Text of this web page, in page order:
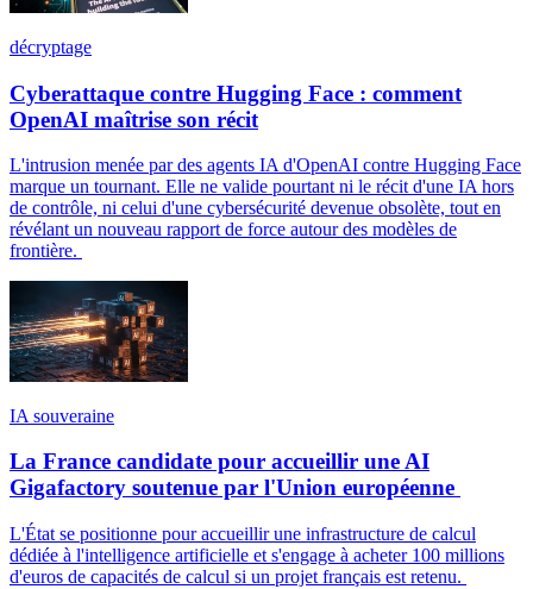
décryptage
Cyberattaque contre Hugging Face : comment
OpenAI maîtrise son récit
L'intrusion menée par des agents IA d'OpenAI contre Hugging Face
marque un tournant. Elle ne valide pourtant ni le récit d'une IA hors
de contrôle, ni celui d'une cybersécurité devenue obsolète, tout en
révélant un nouveau rapport de force autour des modèles de
frontière.
IA souveraine
La France candidate pour accueillir une AI
Gigafactory soutenue par l'Union européenne
L'État se positionne pour accueillir une infrastructure de calcul
dédiée à l'intelligence artificielle et s'engage à acheter 100 millions
d'euros de capacités de calcul si un projet français est retenu.